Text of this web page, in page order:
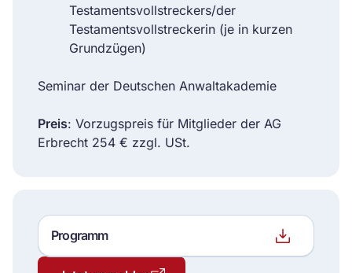
Testamentsvollstreckers/der
Testamentsvollstreckerin (je in kurzen
Grundzügen)
Seminar der Deutschen Anwaltakademie
Preis: Vorzugspreis für Mitglieder der AG
Erbrecht 254 € zzgl. USt.
Programm
Datei